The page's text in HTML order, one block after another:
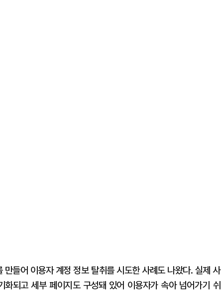
들어 이용자 계정 정보 탈취를 시도한 사례도 나왔다. 실제 사
되고 세부 페이지도 구성돼 있어 이용자가 속아 넘어가기 쉬